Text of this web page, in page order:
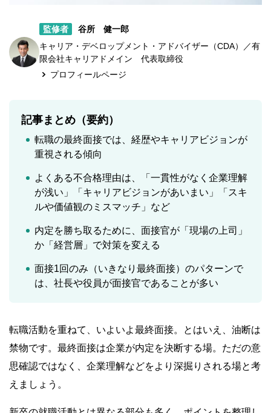
監修者
谷所 健一郎
キャリア・デベロップメント・アドバイザー（CDA）／有
限会社キャリアドメイン 代表取締役
プロフィールページ
記事まとめ（要約）
転職の最終面接では、経歴やキャリアビジョンが
重視される傾向
よくある不合格理由は、「一貫性がなく企業理解
が浅い」「キャリアビジョンがあいまい」「スキ
ルや価値観のミスマッチ」など
内定を勝ち取るために、面接官が「現場の上司」
か「経営層」で対策を変える
面接1回のみ（いきなり最終面接）のパターンで
は、社長や役員が面接官であることが多い
転職活動を重ねて、いよいよ最終面接。とはいえ、油断は
禁物です。最終面接は企業が内定を決断する場。ただの意
思確認ではなく、企業理解などをより深掘りされる場と考
えましょう。